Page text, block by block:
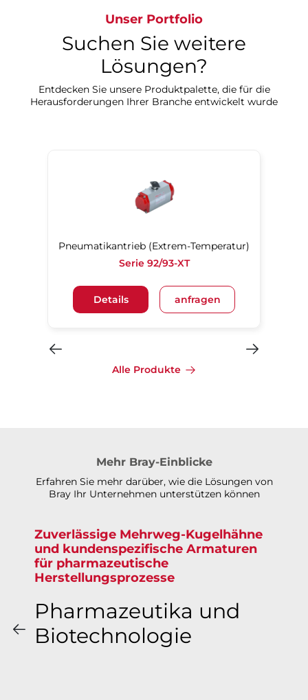
Unser Portfolio
Suchen Sie weitere
Lösungen?​​​​​​​
Entdecken Sie unsere Produktpalette, die für die
Herausforderungen Ihrer Branche entwickelt wurde​​​​​​​
Pneumatikantrieb (Extrem-Temperatur)
Serie 92/93-XT
Details anfragen
Alle Produkte
Mehr Bray-Einblicke
Erfahren Sie mehr darüber, wie die Lösungen von
Bray Ihr Unternehmen unterstützen können
Zuverlässige Mehrweg-Kugelhähne
und kundenspezifische Armaturen
für pharmazeutische
Herstellungsprozesse​​​​​​​
Pharmazeutika und
Biotechnologie​​​​​​​